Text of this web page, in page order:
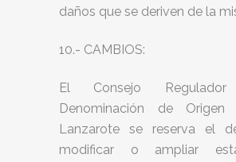
daños que se deriven de la
10.- CAMBIOS:
El Consejo
Denominación de
Lanzarote se reserva el
modificar o ampliar